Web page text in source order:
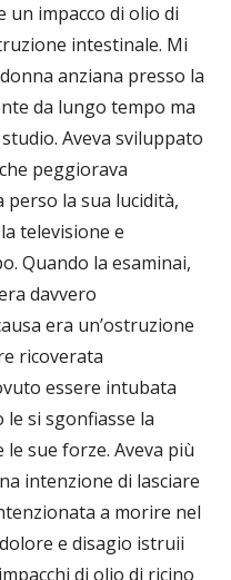
un impacco di olio di
intestinale. Mi
anziana presso la
da lungo tempo ma
Aveva sviluppato
peggiorava
perso la sua lucidità,
televisione e
Quando la esaminai,
davvero
era un’ostruzione
ricoverata
essere intubata
si sgonfiasse la
sue forze. Aveva più
intenzione di lasciare
a morire nel
e disagio istruii
di olio di ricino